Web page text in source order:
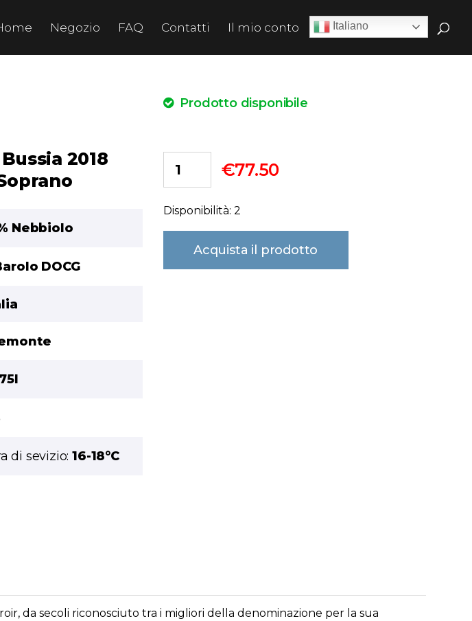
Negozio FAQ Contatti Il mio conto
2018
Nebbiolo
DOCG
di sevizio:16-18°C
Prodotto disponibile
€77.50
Disponibilità: 2
Acquista il prodotto
da secoli riconosciuto tra i migliori della denominazione per la sua
Italiano